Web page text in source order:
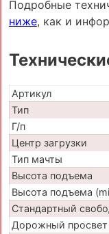
Подробные
ниже, как и
Артикул
Тип
Г/п
Центр загрузки
Тип мачты
Высота подъема
Высота подъема
Стандартный
Дорожный просвет